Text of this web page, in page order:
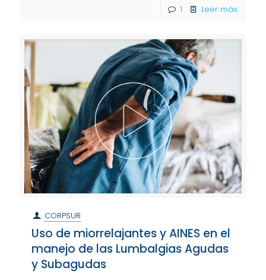
1 Leer más
CORPSUR
Uso de miorrelajantes y AINES en el
manejo de las Lumbalgias Agudas
y Subagudas​​​​​​​